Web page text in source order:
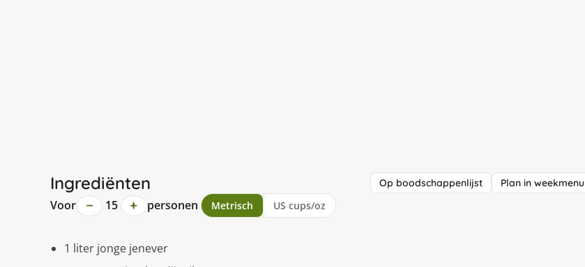
Ingrediënten Op boodschappenlijst Plan in weekmenu
Voor − 15 + personen Metrisch US cups/oz
1 liter jonge jenever